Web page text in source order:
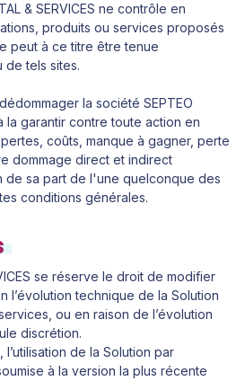
& SERVICES ne contrôle en
produits ou services proposés
peut à ce titre être tenue
de tels sites.
la société SEPTEO
la garantir contre toute action en
coûts, manque à gagner, perte
dommage direct et indirect
de sa part de l'une quelconque des
conditions générales.
se réserve le droit de modifier
l’évolution technique de la Solution
ou en raison de l’évolution
discrétion.
l’utilisation de la Solution par
à la version la plus récente